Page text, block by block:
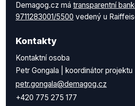
Demagog.cz má transparentní
9711283001/5500 vedený u
Kontakty
Kontaktní osoba
Petr Gongala | koordinátor projektu
petr.gongala@demagog.cz
+420 775 275 177